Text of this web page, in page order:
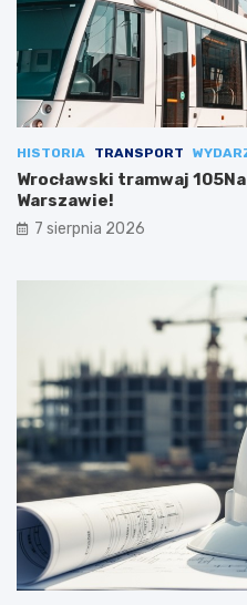
HISTORIA TRANSPORT
Wrocławski tramwaj
Warszawie!
7 sierpnia 2026